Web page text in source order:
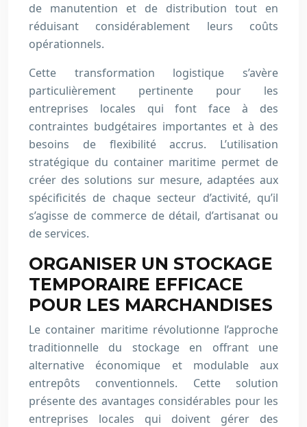
de manutention et de distribution tout en
réduisant considérablement leurs coûts
opérationnels.
Cette transformation logistique s’avère
particulièrement pertinente pour les
entreprises locales qui font face à des
contraintes budgétaires importantes et à des
besoins de flexibilité accrus. L’utilisation
stratégique du container maritime permet de
créer des solutions sur mesure, adaptées aux
spécificités de chaque secteur d’activité, qu’il
s’agisse de commerce de détail, d’artisanat ou
de services.
ORGANISER UN STOCKAGE
TEMPORAIRE EFFICACE
POUR LES MARCHANDISES
Le container maritime révolutionne l’approche
traditionnelle du stockage en offrant une
alternative économique et modulable aux
entrepôts conventionnels. Cette solution
présente des avantages considérables pour les
entreprises locales qui doivent gérer des